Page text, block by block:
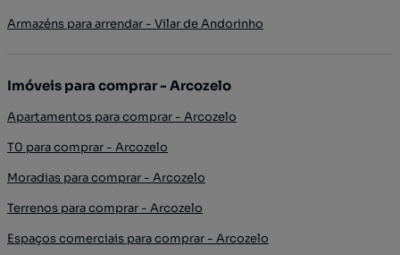
Armazéns para arrendar - Vilar de Andorinho
Imóveis para comprar - Arcozelo
Apartamentos para comprar - Arcozelo
T0 para comprar - Arcozelo
Moradias para comprar - Arcozelo
Terrenos para comprar - Arcozelo
Espaços comerciais para comprar - Arcozelo